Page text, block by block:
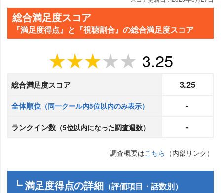
総合満足度スコア
『満足度得点』と『視聴割合』の総合満足度スコア
3.25
総合満足度スコア 3.25
全体順位 （同一クール内5位以内のみ表示） -
ランクイン数 （5位以内になった調査週数） -
調査概要はこちら （内部リンク）
┗ 満足度得点の詳細 （評価項目・話数別）